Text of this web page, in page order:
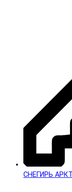
СНЕГИРЬ